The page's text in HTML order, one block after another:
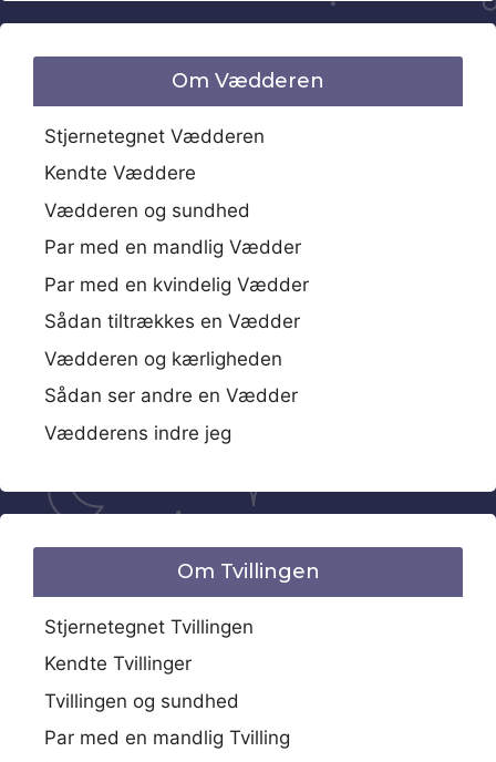
Om Vædderen
Stjernetegnet Vædderen
Kendte Væddere
Vædderen og sundhed
Par med en mandlig Vædder
Par med en kvindelig Vædder
Sådan tiltrækkes en Vædder
Vædderen og kærligheden
Sådan ser andre en Vædder
Vædderens indre jeg
Om Tvillingen
Stjernetegnet Tvillingen
Kendte Tvillinger
Tvillingen og sundhed
Par med en mandlig Tvilling